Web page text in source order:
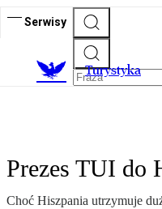
Serwisy
Turystyka
Prezes TUI do
Choć Hiszpania utrzymuje